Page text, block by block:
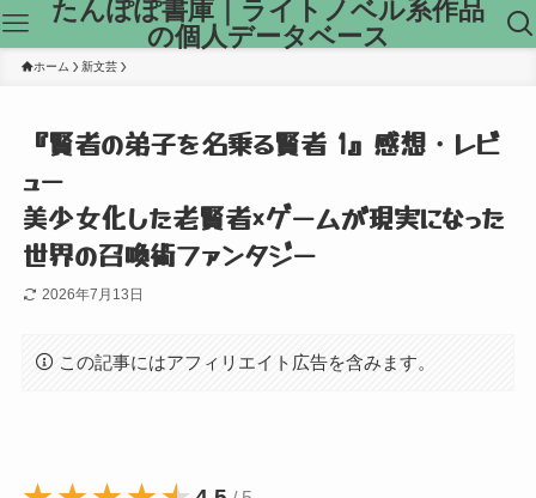
たんぽぽ書庫｜ライトノベル系作品
の個人データベース
ホーム 新文芸
『賢者の弟子を名乗る賢者 1』感想・レビ
ュー
美少女化した老賢者×ゲームが現実になった
世界の召喚術ファンタジー
2026年7月13日
この記事にはアフィリエイト広告を含みます。